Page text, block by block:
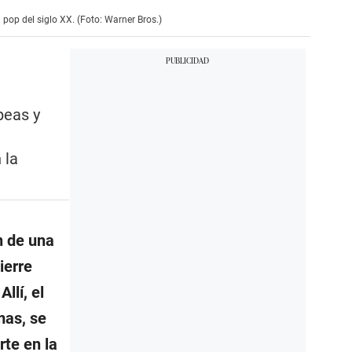
del siglo XX. (Foto: Warner Bros.)
y
la
de una
el
se
en la